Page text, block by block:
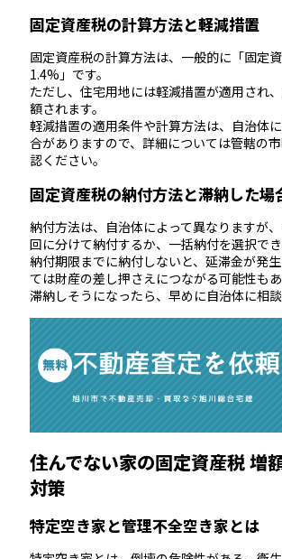
固定資産税の計算方法と軽減措置
固定資産税の計算方法は、一般的に「固定
1.4%」です。
ただし、住宅用地には軽減措置が適用され
額されます。
軽減措置の適用条件や計算方法は、自治体
合がありますので、詳細については管轄の
認ください。
固定資産税の納付方法と滞納した場
納付方法は、自治体によって異なりますが
回に分けて納付するか、一括納付を選択でき
納付期限までに納付しないと、延滞金が発
ては財産の差し押さえにつながる可能性もあ
滞納しそうになったら、早めに自治体に相談
住んでない家の固定資産税 増
対策
特定空き家と管理不全空き家とは